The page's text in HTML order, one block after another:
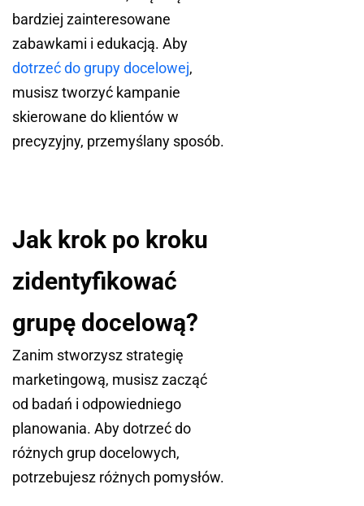
bardziej zainteresowane
zabawkami i edukacją. Aby
dotrzeć do grupy docelowej,
musisz tworzyć kampanie
skierowane do klientów w
precyzyjny, przemyślany sposób.
Jak krok po kroku
zidentyfikować
grupę docelową?
Zanim stworzysz strategię
marketingową, musisz zacząć
od badań i odpowiedniego
planowania. Aby dotrzeć do
różnych grup docelowych,
potrzebujesz różnych pomysłów.